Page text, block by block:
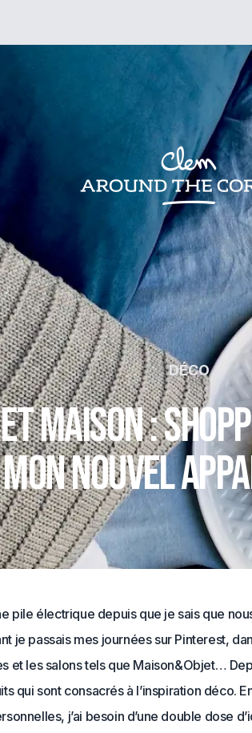
DÉCO
et Maison :
mon nouvel
pile électrique depuis que je sais que
je passais mes journées sur Pinterest,
et les salons tels que Maison&Objet…
qui sont consacrés à l’inspiration déco.
j’ai besoin d’une double dose